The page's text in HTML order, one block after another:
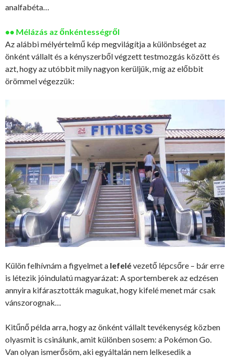
analfabéta…
•• Mélázás az őnkéntességről
Az alábbi mélyértelmű kép megvilágítja a különbséget az
önként vállalt és a kényszerből végzett testmozgás között és
azt, hogy az utóbbit mily nagyon kerüljük, míg az előbbit
örömmel végezzük:
Külön felhívnám a figyelmet a lefelévezető lépcsőre – bár erre
is létezik jóindulatú magyarázat: A sportemberek az edzésen
annyira kifárasztották magukat, hogy kifelé menet már csak
vánszorognak…
Kitűnő példa arra, hogy az önként vállalt tevékenység közben
olyasmit is csinálunk, amit különben sosem: a Pokémon Go.
Van olyan ismerősöm, aki egyáltalán nem lelkesedik a